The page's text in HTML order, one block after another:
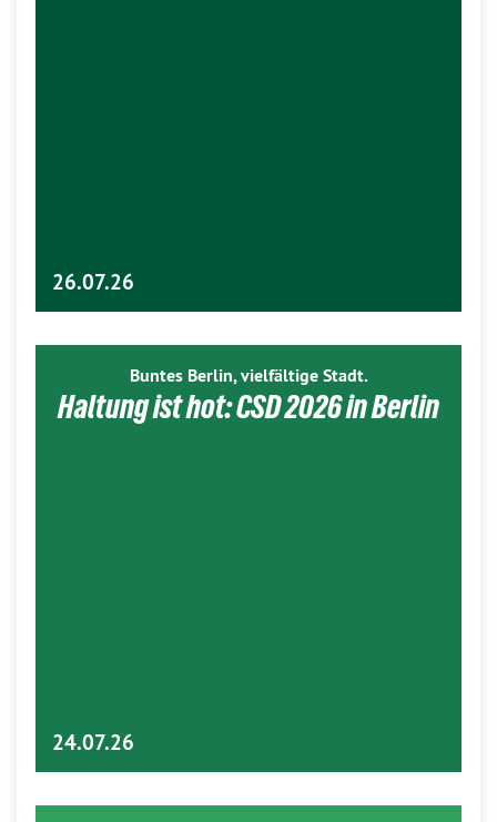
26.07.26
Buntes Berlin, vielfältige Stadt.
Haltung ist hot: CSD 2026 in Berlin
24.07.26